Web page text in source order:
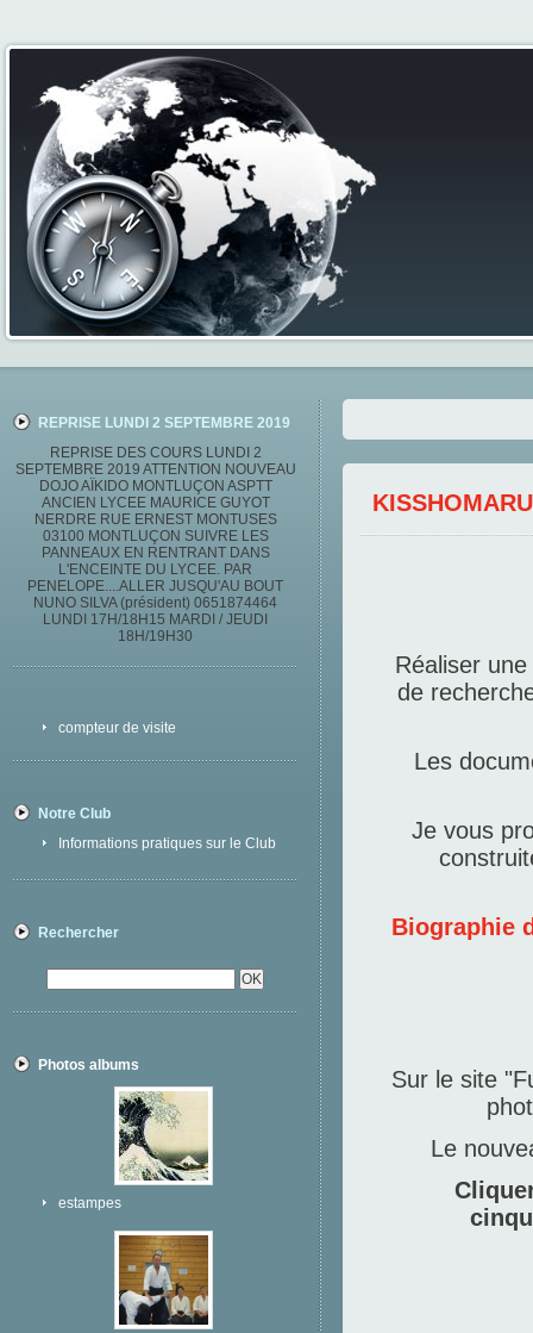
REPRISE LUNDI 2 SEPTEMBRE 2019
REPRISE DES COURS LUNDI 2
SEPTEMBRE 2019 ATTENTION NOUVEAU
DOJO AÏKIDO MONTLUÇON ASPTT
ANCIEN LYCEE MAURICE GUYOT
NERDRE RUE ERNEST MONTUSES
03100 MONTLUÇON SUIVRE LES
PANNEAUX EN RENTRANT DANS
L'ENCEINTE DU LYCEE. PAR
PENELOPE....ALLER JUSQU'AU BOUT
NUNO SILVA (président) 0651874464
LUNDI 17H/18H15 MARDI / JEUDI
18H/19H30
compteur de visite
Notre Club
Informations pratiques sur le Club
Rechercher
Photos albums
estampes
Réaliser
de
Les
Je vous
Biographie
Sur le site
Le